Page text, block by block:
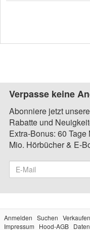
Verpasse keine
Abonniere jetzt
Rabatte und
Extra-Bonus: 60
Mio. Hörbücher & E-
Anmelden Suchen Verkaufen
Impressum
Hood-AGB